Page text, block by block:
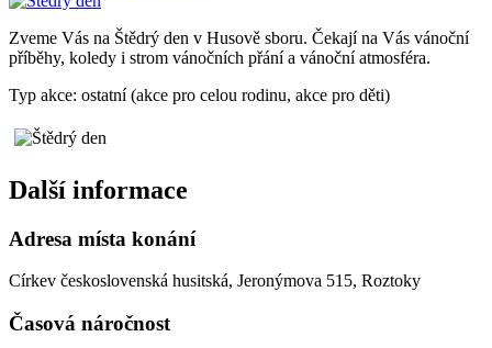
Zveme Vás na Štědrý den v Husově sboru. Čekají na Vás vánoční
příběhy, koledy i strom vánočních přání a vánoční atmosféra.
Typ akce: ostatní (akce pro celou rodinu, akce pro děti)
Další informace
Adresa místa konání
Církev československá husitská, Jeronýmova 515, Roztoky
Časová náročnost